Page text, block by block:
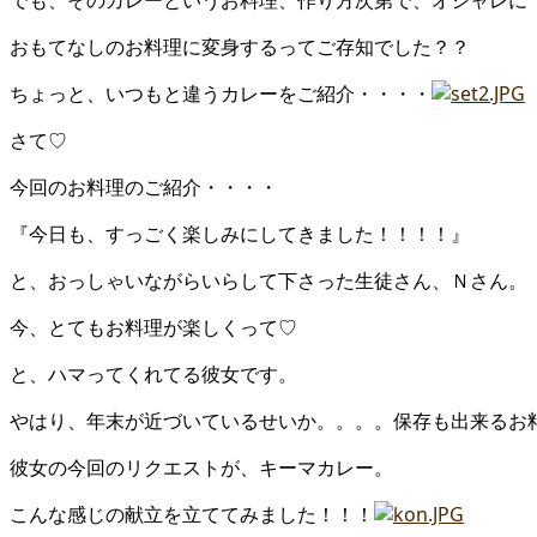
おもてなしのお料理に変身するってご存知でした？？
ちょっと、いつもと違うカレーをご紹介・・・・
さて♡
今回のお料理のご紹介・・・・
『今日も、すっごく楽しみにしてきました！！！！』
と、おっしゃいながらいらして下さった生徒さん、Ｎさん。
今、とてもお料理が楽しくって♡
と、ハマってくれてる彼女です。
やはり、年末が近づいているせいか。。。。保存も出来るお
彼女の今回のリクエストが、キーマカレー。
こんな感じの献立を立ててみました！！！